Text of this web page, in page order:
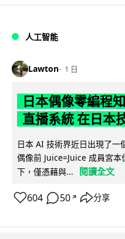
人工智能
Lawton 1 日
日本偶像零編程
直播系統 在日本
日本 AI 技術界近日出現了一
偶像前 Juice=Juice 成員宮
下，僅憑藉與...
閱讀全文
604 50 ↗ 分享